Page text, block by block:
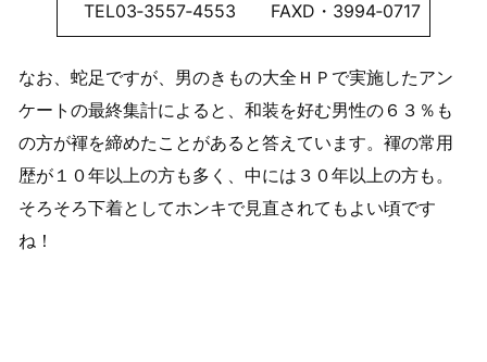
TEL03‐3557‐4553 FAXD・3994‐0717
なお、蛇足ですが、男のきもの大全ＨＰで実施したアン
ケートの最終集計によると、和装を好む男性の６３％も
の方が褌を締めたことがあると答えています。褌の常用
歴が１０年以上の方も多く、中には３０年以上の方も。
そろそろ下着としてホンキで見直されてもよい頃です
ね！